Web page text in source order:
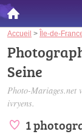
Accueil > Île-de-
Seine
Photo-Mariages.net
ivryens.
1